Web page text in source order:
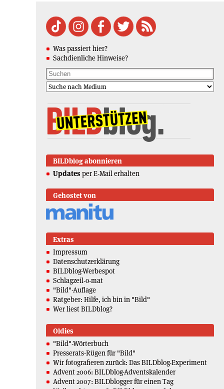
Was passiert hier?
Sachdienliche Hinweise?
BILDblog abonnieren
Updates per E-Mail erhalten
Gehostet von
Extras
Impressum
Datenschutzerklärung
BILDblog-Werbespot
Schlagzeil-o-mat
"Bild"-Auflage
Ratgeber: Hilfe, ich bin in "Bild"
Wer liest BILDblog?
Oldies
"Bild"-Wörterbuch
Presserats-Rügen für "Bild"
Wir fotografieren zurück: Das BILDblog-Experiment
Advent 2006: BILDblog-Adventskalender
Advent 2007: BILDblogger für einen Tag